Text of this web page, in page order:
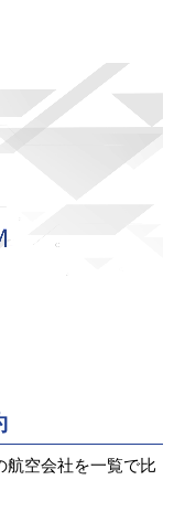
航空会社を一覧で比